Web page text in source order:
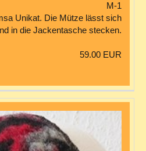
M-1
Unikat. Die Mütze lässt sich
in die Jackentasche stecken.
59.00 EUR